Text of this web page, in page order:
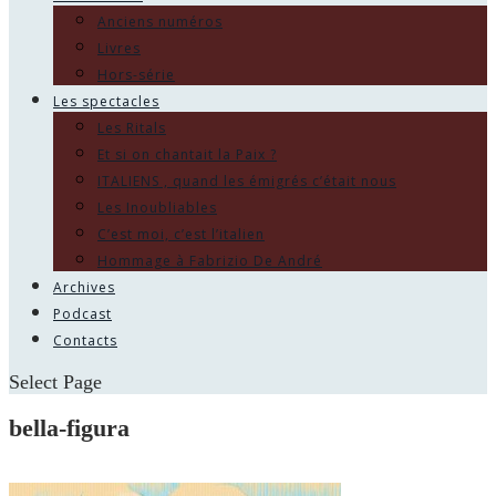
Anciens numéros
Livres
Hors-série
Les spectacles
Les Ritals
Et si on chantait la Paix ?
ITALIENS , quand les émigrés c’était nous
Les Inoubliables
C’est moi, c’est l’italien
Hommage à Fabrizio De André
Archives
Podcast
Contacts
Select Page
bella-figura